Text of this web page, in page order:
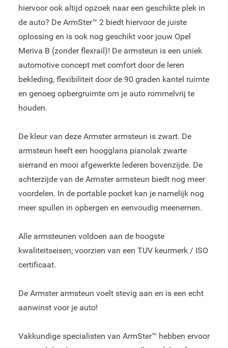
hiervoor ook altijd opzoek naar een geschikte plek in
de auto? De ArmSter™ 2 biedt hiervoor de juiste
oplossing en is ook nog geschikt voor jouw Opel
Meriva B (zonder flexrail)! De armsteun is een uniek
automotive concept met comfort door de leren
bekleding, flexibiliteit door de 90 graden kantel ruimte
en genoeg opbergruimte om je auto rommelvrij te
houden.
De kleur van deze Armster armsteun is zwart. De
armsteun heeft een hoogglans pianolak zwarte
sierrand en mooi afgewerkte lederen bovenzijde. De
achterzijde van de Armster armsteun biedt nog meer
voordelen. In de portable pocket kan je namelijk nog
meer spullen in opbergen en eenvoudig meenemen.
Alle armsteunen voldoen aan de hoogste
kwaliteitseisen; voorzien van een TUV keurmerk / ISO
certificaat.
De Armster armsteun voelt stevig aan en is een echt
aanwinst voor je auto!
Vakkundige specialisten van ArmSter™ hebben ervoor